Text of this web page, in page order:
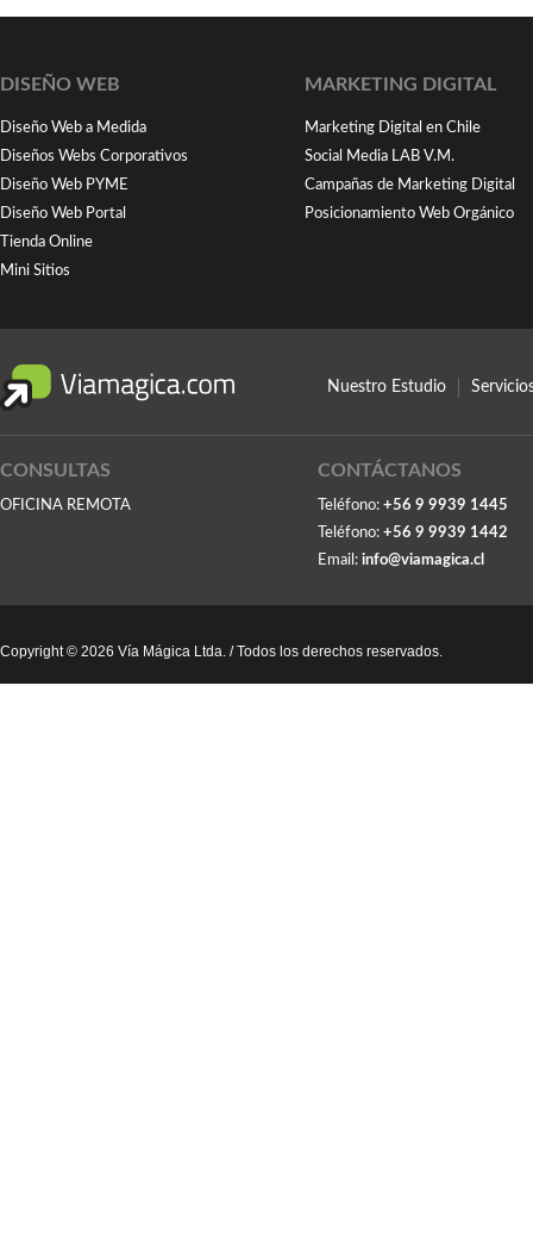
DISEÑO WEB
Diseño Web a Medida
Diseños Webs Corporativos
Diseño Web PYME
Diseño Web Portal
Tienda Online
Mini Sitios
MARKETING DIGITAL
Marketing Digital en Chile
Social Media LAB V.M.
Campañas de Marketing Digital
Posicionamiento Web Orgánico
Nuestro Estudio
CONSULTAS
OFICINA REMOTA
CONTÁCTANOS
Teléfono: +56 9 9939 1445
Teléfono: +56 9 9939 1442
Email: info@viamagica.cl
Copyright © 2026 Vía Mágica Ltda. / Todos los derechos reservados.